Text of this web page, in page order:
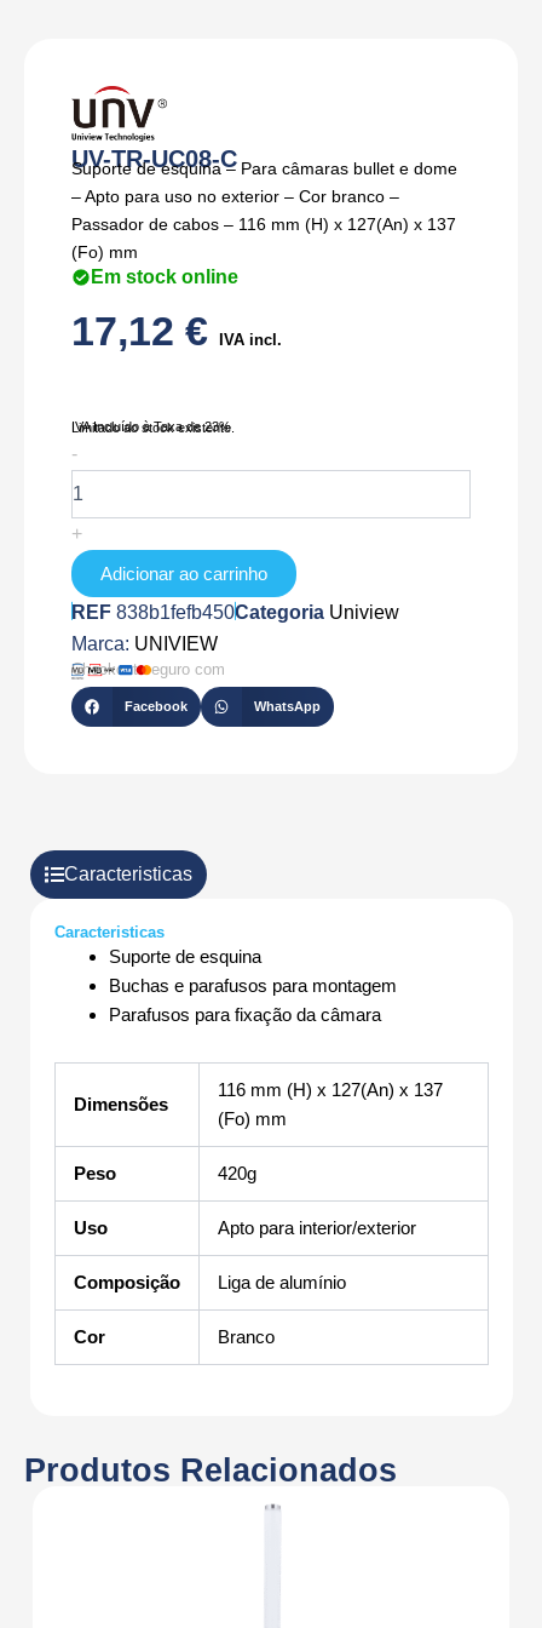
UV-TR-UC08-C
Suporte de esquina – Para câmaras bullet e dome
– Apto para uso no exterior – Cor branco –
Passador de cabos – 116 mm (H) x 127(An) x 137
(Fo) mm
Em stock online
17,12 € IVA incl.
IVA Incluído à Taxa de 23%
Limitado ao stock existente.
-
de
UV-
TR-
UC08-
+
Adicionar ao carrinho
REF 838b1fefb450Categoria Uniview
Marca: UNIVIEW
Checkout seguro com
Facebook WhatsApp
Caracteristicas
Caracteristicas
Suporte de esquina
Buchas e parafusos para montagem
Parafusos para fixação da câmara
Dimensões
116 mm (H) x 127(An) x 137
(Fo) mm
Peso 420g
Uso Apto para interior/exterior
Composição Liga de alumínio
Cor Branco
Produtos Relacionados